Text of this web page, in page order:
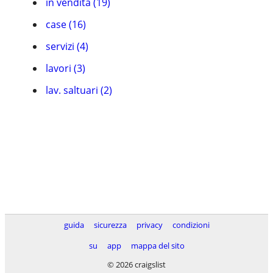
case (16)
servizi (4)
lavori (3)
lav. saltuari (2)
guida sicurezza privacy
condizioni
su
app
mappa del sito
© 2026 craigslist